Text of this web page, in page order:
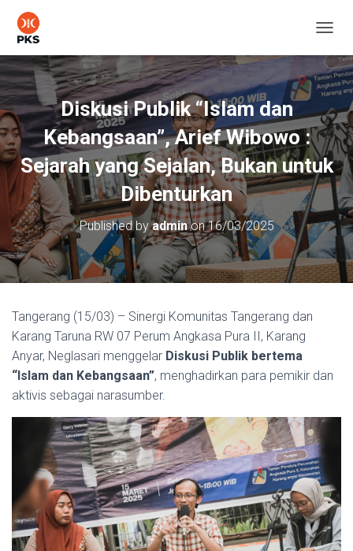
O
G
G
L
E
N
A
V
I
G
T
O
N
Diskusi Publik “Islam dan
Kebangsaan”, Arief Wibowo :
Sejarah yang Sejalan, Bukan untuk
Dibenturkan
Published byadminon16/03/2025
Tangerang (15/03) – Sinergi Komunitas Tangerang dan
Karang Taruna RW 07 Perum Angkasa Pura II, Karang
Anyar, Neglasari menggelar Diskusi Publik bertema
“Islam dan Kebangsaan”, menghadirkan para pemikir dan
aktivis sebagai narasumber.